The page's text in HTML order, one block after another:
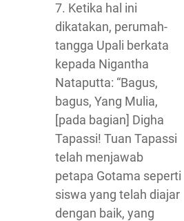
7. Ketika hal ini
dikatakan, perumah-
tangga Upali berkata
kepada Nigantha
Nataputta: “Bagus,
bagus, Yang Mulia,
[pada bagian] Digha
Tapassi! Tuan Tapassi
telah menjawab
petapa Gotama seperti
siswa yang telah diajar
dengan baik, yang